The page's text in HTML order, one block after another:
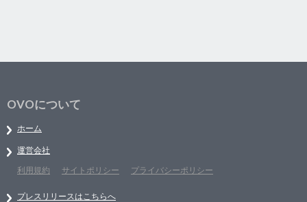
OVOについて
ホーム
運営会社
利用規約
サイトポリシー プライバシーポリシー
プレスリリースはこちらへ